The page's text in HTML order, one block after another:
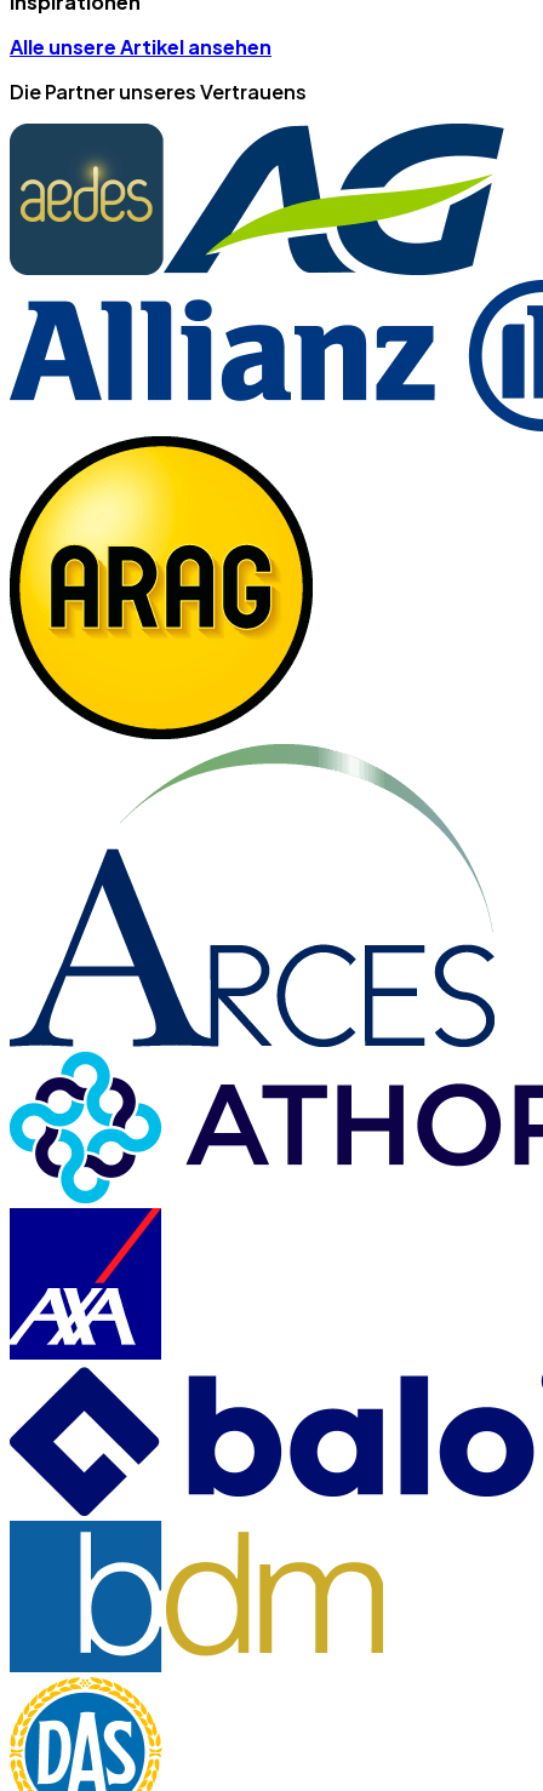
Alle unsere Artikel ansehen
Die Partner unseres Vertrauens